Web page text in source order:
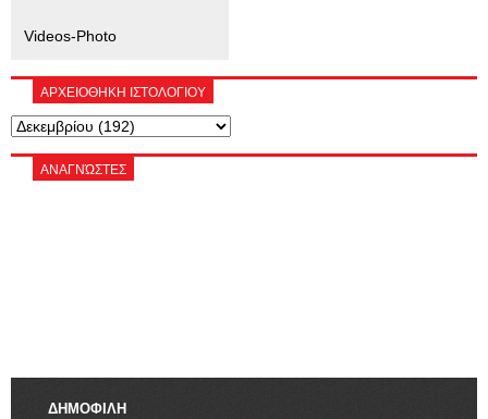
Videos-Photo
ΑΡΧΕΙΟΘΗΚΗ ΙΣΤΟΛΟΓΙΟΥ
ΑΝΑΓΝΏΣΤΕΣ
ΔΗΜΟΦΙΛΗ